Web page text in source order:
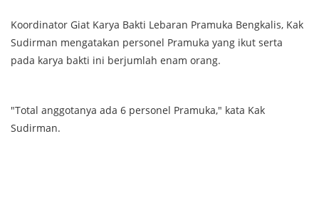
Koordinator Giat Karya Bakti Lebaran Pramuka Bengkalis, Kak
Sudirman mengatakan personel Pramuka yang ikut serta
pada karya bakti ini berjumlah enam orang.
"Total anggotanya ada 6 personel Pramuka," kata Kak
Sudirman.